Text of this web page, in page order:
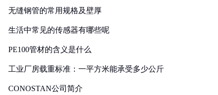
无缝钢管的常用规格及壁厚
生活中常见的传感器有哪些呢
PE100管材的含义是什么
工业厂房载重标准：一平方米能承受多少公斤
CONOSTAN公司简介